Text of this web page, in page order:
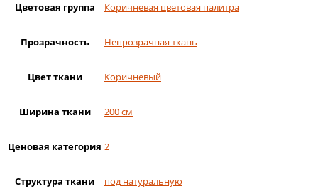
Цветовая группа Коричневая цветовая палитра
Прозрачность Непрозрачная ткань
Цвет ткани Коричневый
Ширина ткани 200 см
Ценовая категория 2
Структура ткани под натуральную